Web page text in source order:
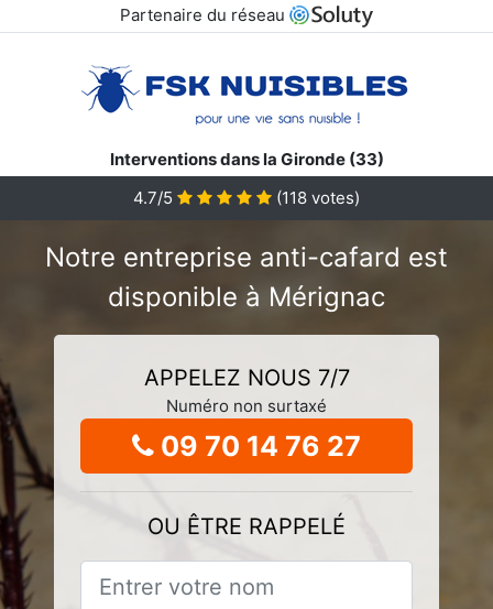
Partenaire du réseau
Interventions dans la Gironde (33)
4.7/5
(118 votes)
Notre entreprise anti-cafard est
disponible à Mérignac
APPELEZ NOUS 7/7
Numéro non surtaxé
09 70 14 76 27
OU ÊTRE RAPPELÉ